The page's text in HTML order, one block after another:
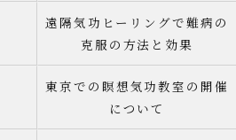
遠隔気功ヒーリングで難病の
克服の方法と効果
東京での瞑想気功教室の開催
について